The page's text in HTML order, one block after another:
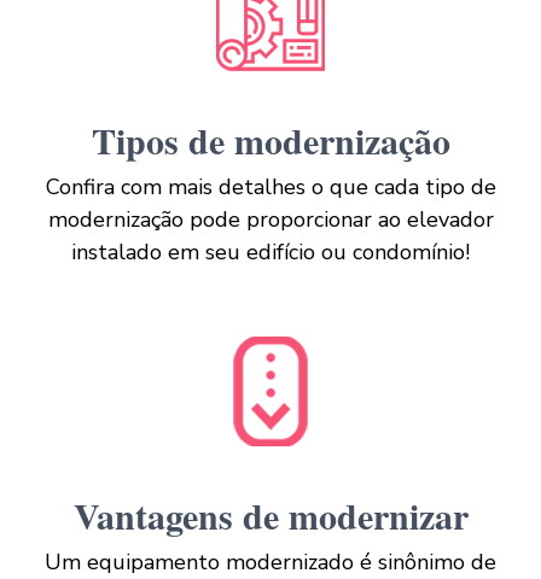
Tipos de modernização
Confira com mais detalhes o que cada tipo de
modernização pode proporcionar ao elevador
instalado em seu edifício ou condomínio!
Vantagens de modernizar
Um equipamento modernizado é sinônimo de